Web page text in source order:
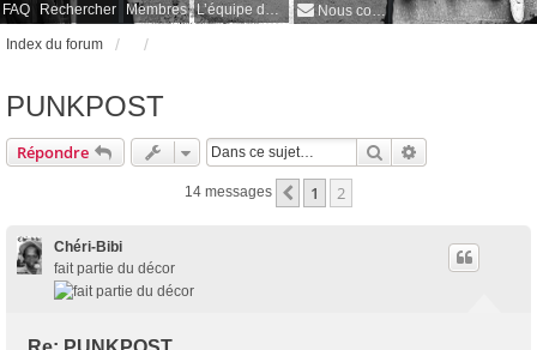
FAQ Rechercher Membres L’équipe du forum Nous contacter
Index du forum
PUNKPOST
Répondre Rechercher
14 messages Précédente
1 2
Chéri-Bibi
fait partie du décor